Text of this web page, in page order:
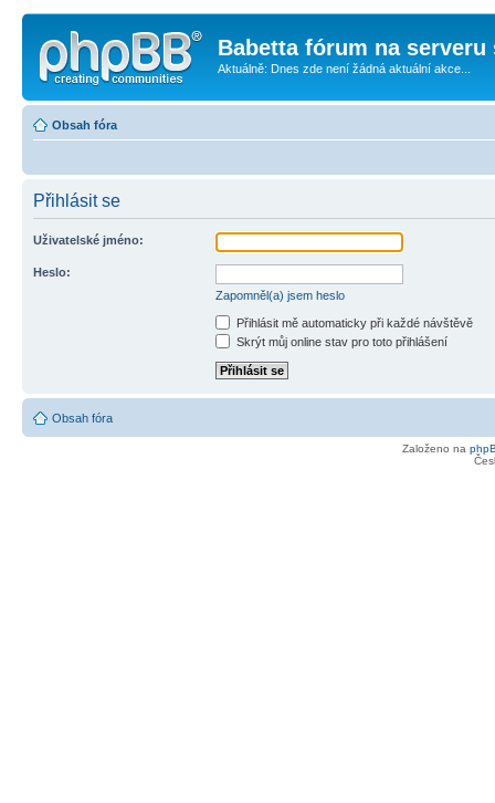
Babetta fórum na serveru
Aktuálně: Dnes zde není žádná aktuální akce...
Obsah fóra
Přihlásit se
Uživatelské jméno:
Heslo:
Zapomněl(a) jsem heslo
Přihlásit mě automaticky při každé návštěvě
Skrýt můj online stav pro toto přihlášení
Obsah fóra
Založeno na